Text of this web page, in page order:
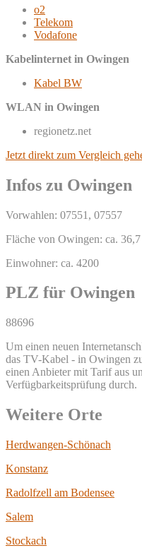
o2
Telekom
Vodafone
Kabelinternet in Owingen
Kabel BW
WLAN in Owingen
regionetz.net
Jetzt direkt zum Vergleich
Infos zu Owingen
Vorwahlen: 07551, 07557
Fläche von Owingen: ca. 36,7
Einwohner: ca. 4200
PLZ für Owingen
88696
Um einen neuen
das TV-Kabel - in Owingen
einen Anbieter mit Tarif aus
Verfügbarkeitsprüfung durch.
Weitere Orte
Herdwangen-Schönach
Konstanz
Radolfzell am Bodensee
Salem
Stockach